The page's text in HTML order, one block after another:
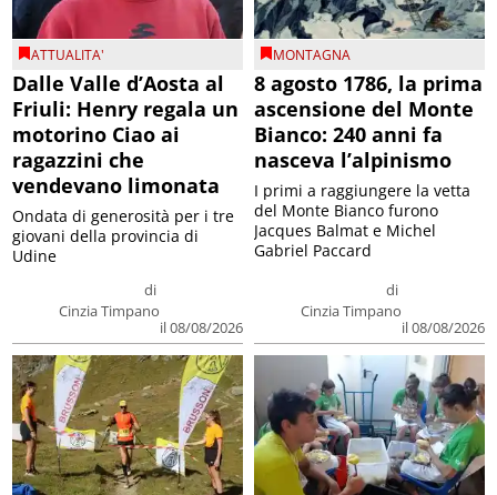
ATTUALITA'
Dalle Valle d’Aosta al
Friuli: Henry regala un
motorino Ciao ai
ragazzini che
vendevano limonata
di
Cinzia Timpano
il 08/08/2026
Ondata di generosità per i tre
giovani della provincia di
Udine
MONTAGNA
8 agosto 1786, la prima
ascensione del Monte
Bianco: 240 anni fa
nasceva l’alpinismo
di
Cinzia Timpano
il 08/08/2026
I primi a raggiungere la vetta
del Monte Bianco furono
Jacques Balmat e Michel
Gabriel Paccard